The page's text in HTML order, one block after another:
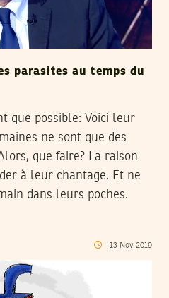
parasites au temps du
que possible: Voici leur
ne sont que des
que faire? La raison
à leur chantage. Et ne
dans leurs poches.
13 Nov 2019